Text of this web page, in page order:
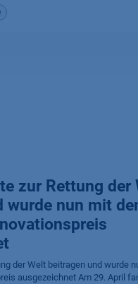
zur Rettung der
wurde nun mit
der Welt beitragen und wurde
ausgezeichnet Am 29. April